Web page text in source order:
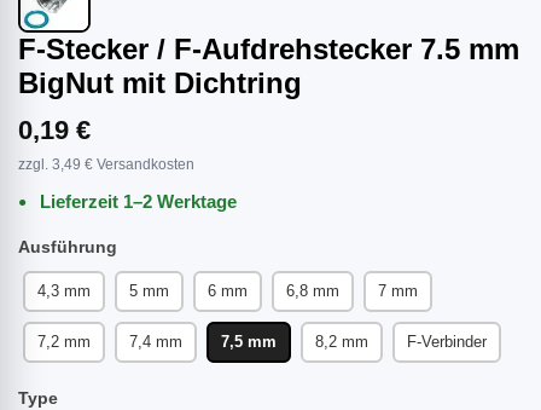
F-Stecker / F-Aufdrehstecker 7.5 mm
BigNut mit Dichtring
0,19 €
zzgl. 3,49 € Versandkosten
Lieferzeit 1–2 Werktage
Ausführung
4,3 mm 5 mm 6 mm 6,8 mm 7 mm
7,2 mm 7,4 mm 7,5 mm 8,2 mm F-Verbinder
Type